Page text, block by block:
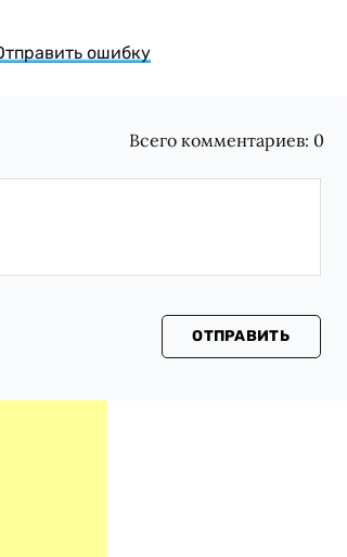
ошибку
Всего комментариев: 0
ОТПРАВИТЬ